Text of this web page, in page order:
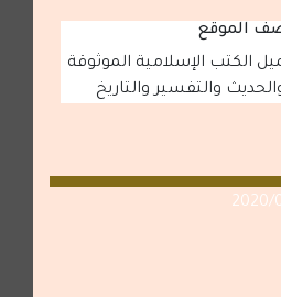
الموقع
الكتب الإسلامية الموثوقة
والتفسير والتاريخ